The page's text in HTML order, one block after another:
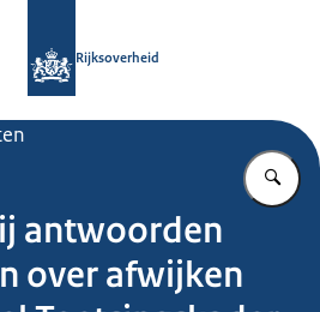
Rijksoverheid
antwoorden
over afwijken